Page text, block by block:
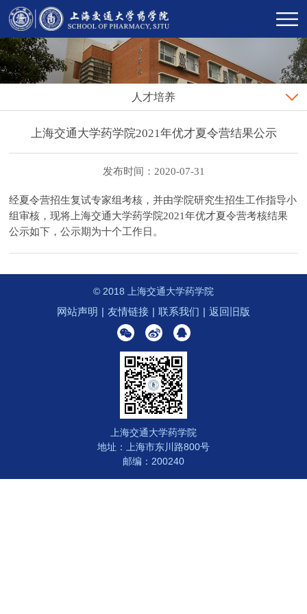
人才培养
上海交通大学药学院2021年优才夏令营结果公示
发布时间：2020-07-31
经夏令营招生复试专家组考核，并由学院研究生招生工作指导小
组审核，现将上海交通大学药学院2021年优才夏令营考核结果
公示如下，公示期为十个工作日。
© 2018 上海交通大学药学院
网站声明 友情链接 联系我们 返回旧版
上海交通大学药学院
地址：上海市东川路800号
邮编：200240